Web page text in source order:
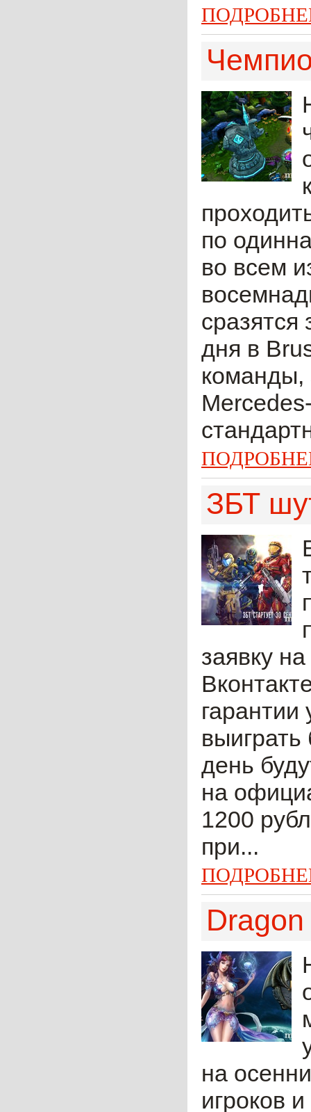
по
во всем
дня в
команды,
ЗБТ
заявку
день
на
1200
при...
на
игроков